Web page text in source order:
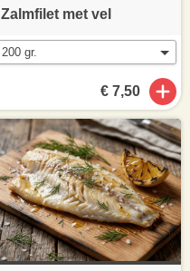
Zalmfilet met vel
€ 7,50